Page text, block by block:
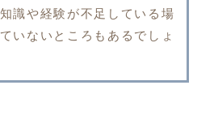
識や経験が不足している場
いないところもあるでしょ